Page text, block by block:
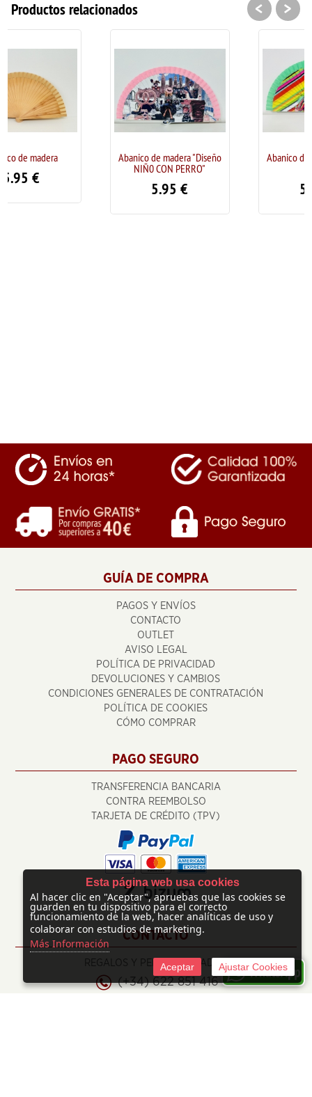
Productos relacionados
Abanico de madera "Diseño
Abanico de madera "Diseño
< >
GUÍA DE COMPRA
PAGOS Y ENVÍOS
CONTACTO
OUTLET
AVISO LEGAL
POLÍTICA DE PRIVACIDAD
DEVOLUCIONES Y CAMBIOS
CONDICIONES GENERALES DE CONTRATACIÓN
POLÍTICA DE COOKIES
CÓMO COMPRAR
PAGO SEGURO
TRANSFERENCIA BANCARIA
CONTRA REEMBOLSO
TARJETA DE CRÉDITO (TPV)
CONTACTO
REGALOS Y PERSONALIZADOS
(+34) 622 851 416
Esta página web usa cookies
Al hacer clic en "Aceptar", apruebas que las cookies se
guarden en tu dispositivo para el correcto
funcionamiento de la web, hacer analíticas de uso y
colaborar con estudios de marketing.
Más Información
Aceptar Ajustar Cookies